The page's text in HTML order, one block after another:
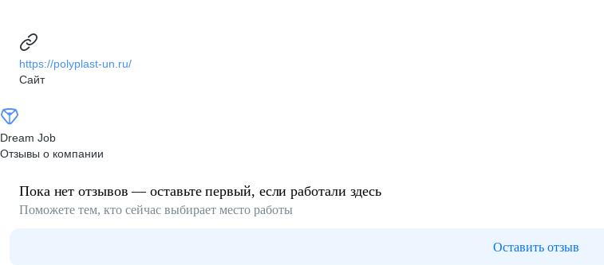
https://polyplast-un.ru/
Сайт
Dream Job
Отзывы о компании
Пока нет отзывов — оставьте первый, если работали здесь
Поможете тем, кто сейчас выбирает место работы
Оставить отзыв